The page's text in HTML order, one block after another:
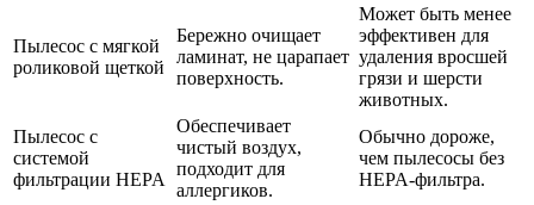
Пылесос с мягкой
роликовой щеткой
Бережно очищает
ламинат, не царапает
поверхность.
Может быть менее
эффективен для
удаления вросшей
грязи и шерсти
животных.
Пылесос с
системой
фильтрации HEPA
Обеспечивает
чистый воздух,
подходит для
аллергиков.
Обычно дороже,
чем пылесосы без
HEPA-фильтра.